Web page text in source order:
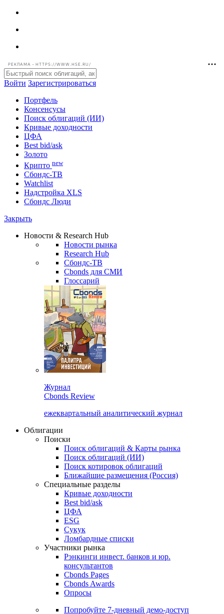
РЕКЛАМА • HTTPS://WWW.HSE.RU/
Войти Зарегистрироваться
Портфель
Консенсусы
Поиск облигаций (ИИ)
Кривые доходности
ЦФА
Best bid/ask
Золото
Крипто new
Watchlist
Сбондс Люди
Новости & Research Hub
Новости рынка
Research Hub
Сбондс-ТВ
Cbonds для СМИ
Глоссарий
Cbonds Review
ежеквартальный аналитический журнал
Облигации
Поиски
Поиск облигаций & Карты рынка
Поиск облигаций (ИИ)
Поиск котировок облигаций
Ближайшие размещения (Россия)
Специальные разделы
Кривые доходности
Best bid/ask
ЦФА
ESG
Сукук
Ломбардные списки
Участники рынка
Рэнкинги инвест. банков и юр.
Cbonds Pages